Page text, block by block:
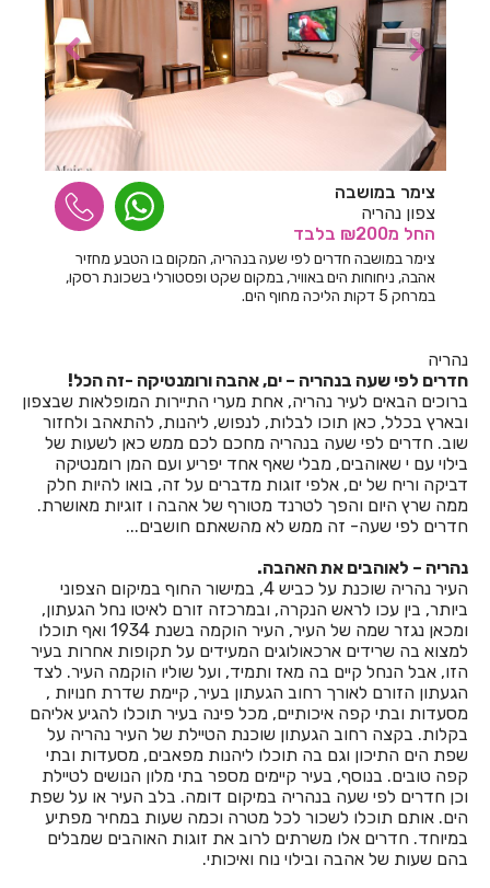
חדרים לפי שעה ביהוד
חדרים לפי שעה בים המלח
חדרים לפי שעה ביסוד המעלה
חדרים לפי שעה ביערה
חדרים לפי שעה ביפו
חדרים לפי שעה ביציץ
חדרים לפי שעה ביקנעם
חדרים לפי שעה בישע
חדרים לפי שעה בישרש
חדרים לפי שעה בכוכב מיכאל
חדרים לפי שעה בכורזים
חדרים לפי שעה בכחל
חדרים לפי שעה בכלנית
חדרים לפי שעה בכפר אדומים
חדרים לפי שעה בכפר אוריה
חדרים לפי שעה בכפר אחים
חדרים לפי שעה בכפר ברוך
חדרים לפי שעה בכפר גליקסון
חדרים לפי שעה בכפר ויתקין
חדרים לפי שעה בכפר ורדים
צימר במושבה
צפון נהריה
החל מ₪200 בלבד
צימר במושבה חדרים לפי שעה בנהריה, המקום בו הטבע מחזיר
אהבה, ניחוחות הים באוויר, במקום שקט ופסטורלי בשכונת רסקו,
במרחק 5 דקות הליכה מחוף הים.
נהריה
חדרים לפי שעה בנהריה – ים, אהבה ורומנטיקה -זה הכל!
ברוכים הבאים לעיר נהריה, אחת מערי התיירות המופלאות שבצפון
ובארץ בכלל, כאן תוכו לבלות, לנפוש, ליהנות, להתאהב ולחזור
שוב. חדרים לפי שעה בנהריה מחכם לכם ממש כאן לשעות של
בילוי עם י שאוהבים, מבלי שאף אחד יפריע ועם המן רומנטיקה
דביקה וריח של ים, אלפי זוגות מדברים על זה, בואו להיות חלק
ממה שרץ היום והפך לטרנד מטורף של אהבה ו זוגיות מאושרת.
חדרים לפי שעה- זה ממש לא מהשאתם חושבים...
נהריה – לאוהבים את האהבה.
העיר נהריה שוכנת על כביש 4, במישור החוף במיקום הצפוני
ביותר, בין עכו לראש הנקרה, ובמרכזה זורם לאיטו נחל הגעתון,
ומכאן נגזר שמה של העיר, העיר הוקמה בשנת 1934 ואף תוכלו
למצוא בה שרידים ארכאולוגים המעידים על תקופות אחרות בעיר
הזו, אבל הנחל קיים בה מאז ותמיד, ועל שוליו הוקמה העיר. לצד
הגעתון הזורם לאורך רחוב הגעתון בעיר, קיימת שדרת חנויות ,
מסעדות ובתי קפה איכותיים, מכל פינה בעיר תוכלו להגיע אליהם
בקלות. בקצה רחוב הגעתון שוכנת הטיילת של העיר נהריה על
שפת הים התיכון וגם בה תוכלו ליהנות מפאבים, מסעדות ובתי
קפה טובים. בנוסף, בעיר קיימים מספר בתי מלון הנושים לטיילת
וכן חדרים לפי שעה בנהריה במיקום דומה. בלב העיר או על שפת
הים. אותם תוכלו לשכור לכל מטרה וכמה שעות במחיר מפתיע
במיוחד. חדרים אלו משרתים לרוב את זוגות האוהבים שמבלים
בהם שעות של אהבה ובילוי נוח ואיכותי.